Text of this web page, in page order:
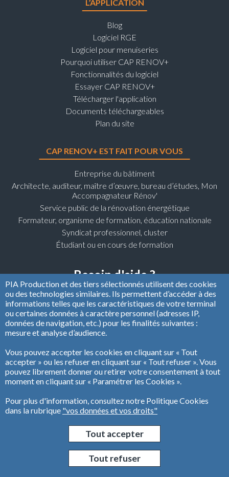
L’APPLICATION
Blog
Logiciel RGE
Logiciel pour menuiseries
Pourquoi utiliser CAP RENOV+
Fonctionnalités du logiciel
Essayer CAP RENOV+
Télécharger l'application
Documents téléchargeables
Plan du site
CAP RENOV+ EST FAIT POUR VOUS
Entreprise du bâtiment
Architecte, auditeur, maître d’œuvre, bureau d’études, Mon
Accompagnateur Rénov'
Service public de la rénovation énergétique
Formateur, organisme de formation, éducation nationale
Syndicat professionnel, cluster
Étudiant ou en cours de formation
Besoin d'aide ?
Écrivez nous àcaprenov@pia-production.fr
ou appelez nous au04 82 53 79 20
Du lundi au vendredi, de 8h30 à 12h30.
(appel non surtaxé)
Se connecter
PIA Production et des tiers sélectionnés utilisent des cookies
ou des technologies similaires. Ils permettent d’accéder à des
informations telles que les caractéristiques de votre terminal
ou certaines données à caractère personnel (adresses IP,
données de navigation, etc.) pour les finalités suivantes :
mesure et analyse d’audience.
Vous pouvez accepter les cookies en cliquant sur « Tout
accepter » ou les refuser en cliquant sur « Tout refuser ». Vous
pouvez librement donner ou retirer votre consentement à tout
moment en cliquant sur « Paramétrer les Cookies ».
Pour plus d'information, consultez notre Politique Cookies
dans la rubrique "vos données et vos droits"
Tout accepter
Tout refuser